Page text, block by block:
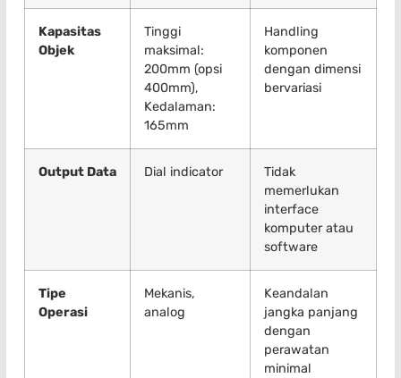
Kapasitas
Objek
Tinggi
maksimal:
200mm (opsi
400mm),
Kedalaman:
165mm
Handling
komponen
dengan dimensi
bervariasi
Output Data Dial indicator
Tidak
memerlukan
interface
komputer atau
software
Tipe
Operasi
Mekanis,
analog
Keandalan
jangka panjang
dengan
perawatan
minimal